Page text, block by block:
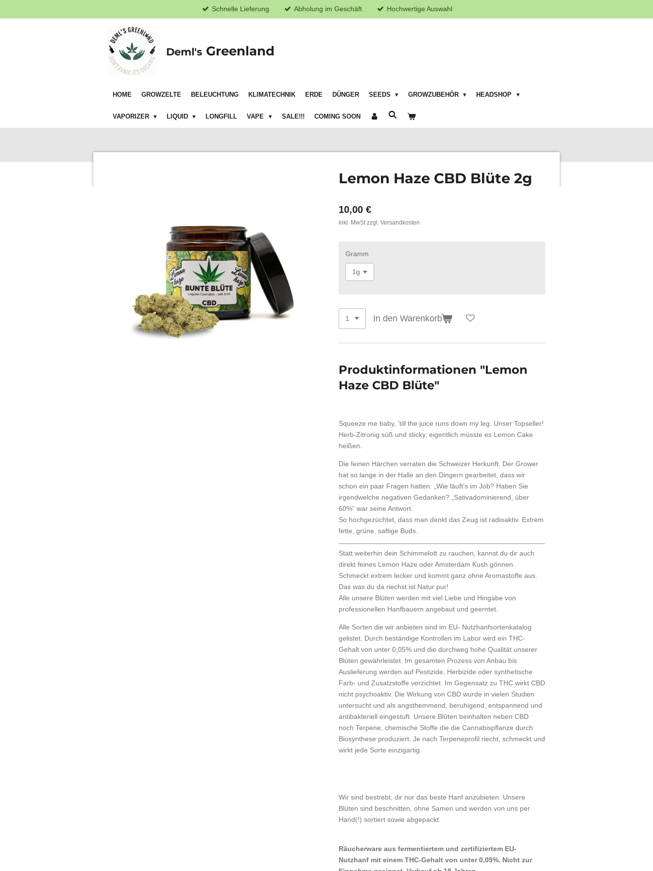
Hauptinhalt
Schnelle Lieferung Abholung im Geschäft Hochwertige Auswahl
Deml's Greenland
HOME GROWZELTE BELEUCHTUNG KLIMATECHNIK ERDE DÜNGER SEEDS GROWZUBEHÖR HEADSHOP
VAPORIZER LIQUID LONGFILL VAPE SALE!!! COMING SOON
Lemon Haze CBD Blüte 2g
10,00 €
inkl. MwSt zzgl. Versandkosten
Gramm
In den Warenkorb
Produktinformationen "Lemon
Haze CBD Blüte"
Squeeze me baby, ’till the juice runs down my leg. Unser Topseller!
Herb-Zitronig süß und sticky, eigentlich müsste es Lemon Cake
heißen.
Die feinen Härchen verraten die Schweizer Herkunft. Der Grower
hat so lange in der Halle an den Dingern gearbeitet, dass wir
schon ein paar Fragen hatten: „Wie läuft’s im Job? Haben Sie
irgendwelche negativen Gedanken? „Sativadominierend, über
60%“ war seine Antwort.
So hochgezüchtet, dass man denkt das Zeug ist radioaktiv. Extrem
fette, grüne, saftige Buds.
Statt weiterhin dein Schimmelott zu rauchen, kannst du dir auch
direkt feines Lemon Haze oder Amsterdam Kush gönnen.
Schmeckt extrem lecker und kommt ganz ohne Aromastoffe aus.
Das was du da riechst ist Natur pur!
Alle unsere Blüten werden mit viel Liebe und Hingabe von
professionellen Hanfbauern angebaut und geerntet.
Alle Sorten die wir anbieten sind im EU- Nutzhanfsortenkatalog
gelistet. Durch beständige Kontrollen im Labor wird ein THC-
Gehalt von unter 0,05% und die durchweg hohe Qualität unserer
Blüten gewährleistet. Im gesamten Prozess von Anbau bis
Auslieferung werden auf Pestizide, Herbizide oder synthetische
Farb- und Zusatzstoffe verzichtet. Im Gegensatz zu THC wirkt CBD
nicht psychoaktiv. Die Wirkung von CBD wurde in vielen Studien
untersucht und als angsthemmend, beruhigend, entspannend und
antibakteriell eingestuft. Unsere Blüten beinhalten neben CBD
noch Terpene, chemische Stoffe die die Cannabispflanze durch
Biosynthese produziert. Je nach Terpeneprofil riecht, schmeckt und
wirkt jede Sorte einzigartig.
Wir sind bestrebt, dir nur das beste Hanf anzubieten. Unsere
Blüten sind beschnitten, ohne Samen und werden von uns per
Hand(!) sortiert sowie abgepackt.
Räucherware aus fermentiertem und zertifiziertem EU-
Nutzhanf mit einem THC-Gehalt von unter 0,05%. Nicht zur